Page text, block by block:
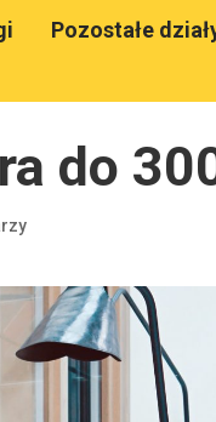
Pozostałe
do